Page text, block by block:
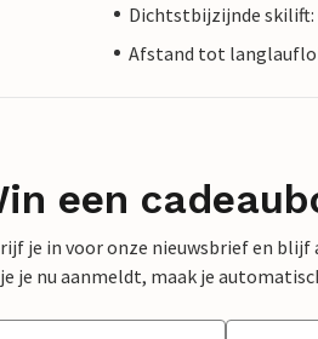
Dichtstbijzijnde skilift:
Afstand tot
een
je in voor onze nieuwsbrief en blijf
je nu aanmeldt, maak je